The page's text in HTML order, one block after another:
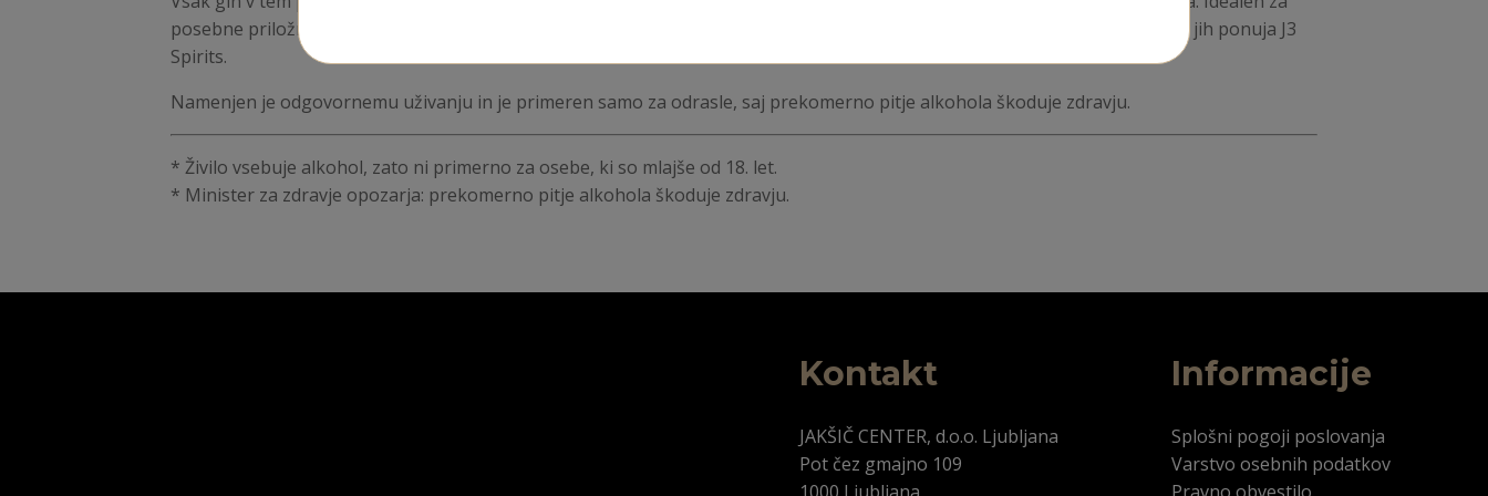
posebne priložnosti ali kot premišljeno darilo, ta paket omogoča prejemniku, da raziskuje in uživa v raznolikosti okusov, ki jih ponuja J3
Spirits.
Namenjen je odgovornemu uživanju in je primeren samo za odrasle, saj prekomerno pitje alkohola škoduje zdravju.
* Živilo vsebuje alkohol, zato ni primerno za osebe, ki so mlajše od 18. let.​
* M​inister za zdravje opozarja: prekomerno pitje alkohola škoduje zdravju.
Kontakt
JAKŠIČ CENTER, d.o.o. Ljubljana
Pot čez gmajno 109
Informacije
Splošni pogoji poslovanja
Varstvo osebnih podatkov